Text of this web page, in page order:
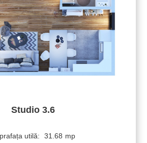
Studio 3.6
utilă: 31.68 mp